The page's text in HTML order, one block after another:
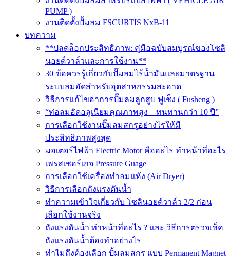
PUMP )
งานติดตั้งปั้มลม FSCURTIS NxB-11
บทความ
**ปลดล็อกประสิทธิภาพ: คู่มือฉบับสมบูรณ์ของโซลิ
นอยด์วาล์วและการใช้งาน**
30 ข้อควรรู้เกี่ยวกับปั๊มลมไร้น้ำมันและมาตรฐาน
ระบบลมอัดสำหรับอุตสาหกรรมสะอาด
วิธีการแก้ไขอาการปั๊มลมลูกสูบ ฟูเช็ง ( Fusheng )
“ท่อลมอัดอลูเนียมคุณภาพสูง – ทนทานกว่า 10 ปี”
การเลือกใช้งานปั๊มลมสกรูอย่างไรให้มี
ประสิทธิภาพสูงสุด
มอเตอร์ไฟฟ้า Electric Motor คืออะไร ทำหน้าที่อะไร
เพรสเชอร์เกจ Pressure Guage
การเลือกใช้เครื่องทำลมแห้ง (Air Dryer)
วิธีการเลือกถังแรงดันน้ำ
ทำความเข้าใจเกี่ยวกับ โซลินอยด์วาล์ว 2/2 ก่อน
เลือกใช้งานจริง
ถังแรงดันน้ำ ทำหน้าที่อะไร ? และ วิธีการตรวจเช็ค
ถังแรงดันน้ำต้องทำอย่างไร
ทำไมถึงต้องเลือก ปั้มลมสกรู แบบ Permanent Magnet